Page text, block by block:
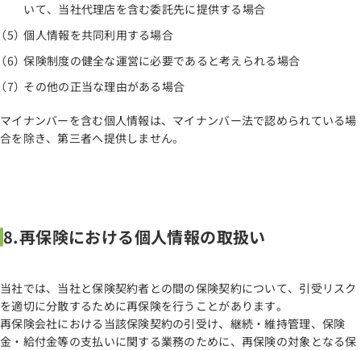
いて、当社代理店を含む委託先に提供する場合
個人情報を共同利用する場合
保険制度の健全な運営に必要であると考えられる場合
その他の正当な理由がある場合
マイナンバーを含む個人情報は、マイナンバー法で認められている場
合を除き、第三者へ提供しません。
8.再保険における個人情報の取扱い
当社では、当社と保険契約者との間の保険契約について、引受リスク
を適切に分散するために再保険を行うことがあります。
再保険会社における当該保険契約の引受け、継続・維持管理、保険
金・給付金等の支払いに関する業務のために、再保険の対象となる保